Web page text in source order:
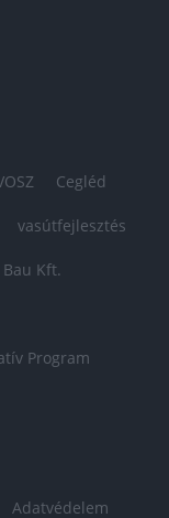
Cegléd
vasútfejlesztés
Kft.
Program
Adatvédelem